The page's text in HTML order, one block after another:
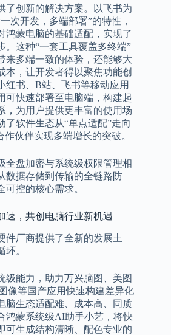
了创新的解决方案。以飞书为
次开发，多端部署”的特性，
鸿蒙电脑的基础适配，实现了
。这种“一套工具覆盖多终端”
来多端一致的体验，还能够大
本，让开发者得以聚焦功能创
红书、B站、飞书等移动应用
可快速部署至电脑端，构建起
，为用户提供更丰富的使用场
了软件生态从“单点适配”走向
伙伴实现多端增长的突破。
全盘加密与系统级权限管理相
数据存储到传输的全链路防
控的核心需求。
速，共创电脑行业新机遇
件厂商提供了全新的发展土
。
级能力，助力万兴脑图、美图
像等国产应用快速构建差异化
脑生态适配难、成本高、同质
鸿蒙系统级AI助手小艺，将快
可生成结构清晰、配色专业的